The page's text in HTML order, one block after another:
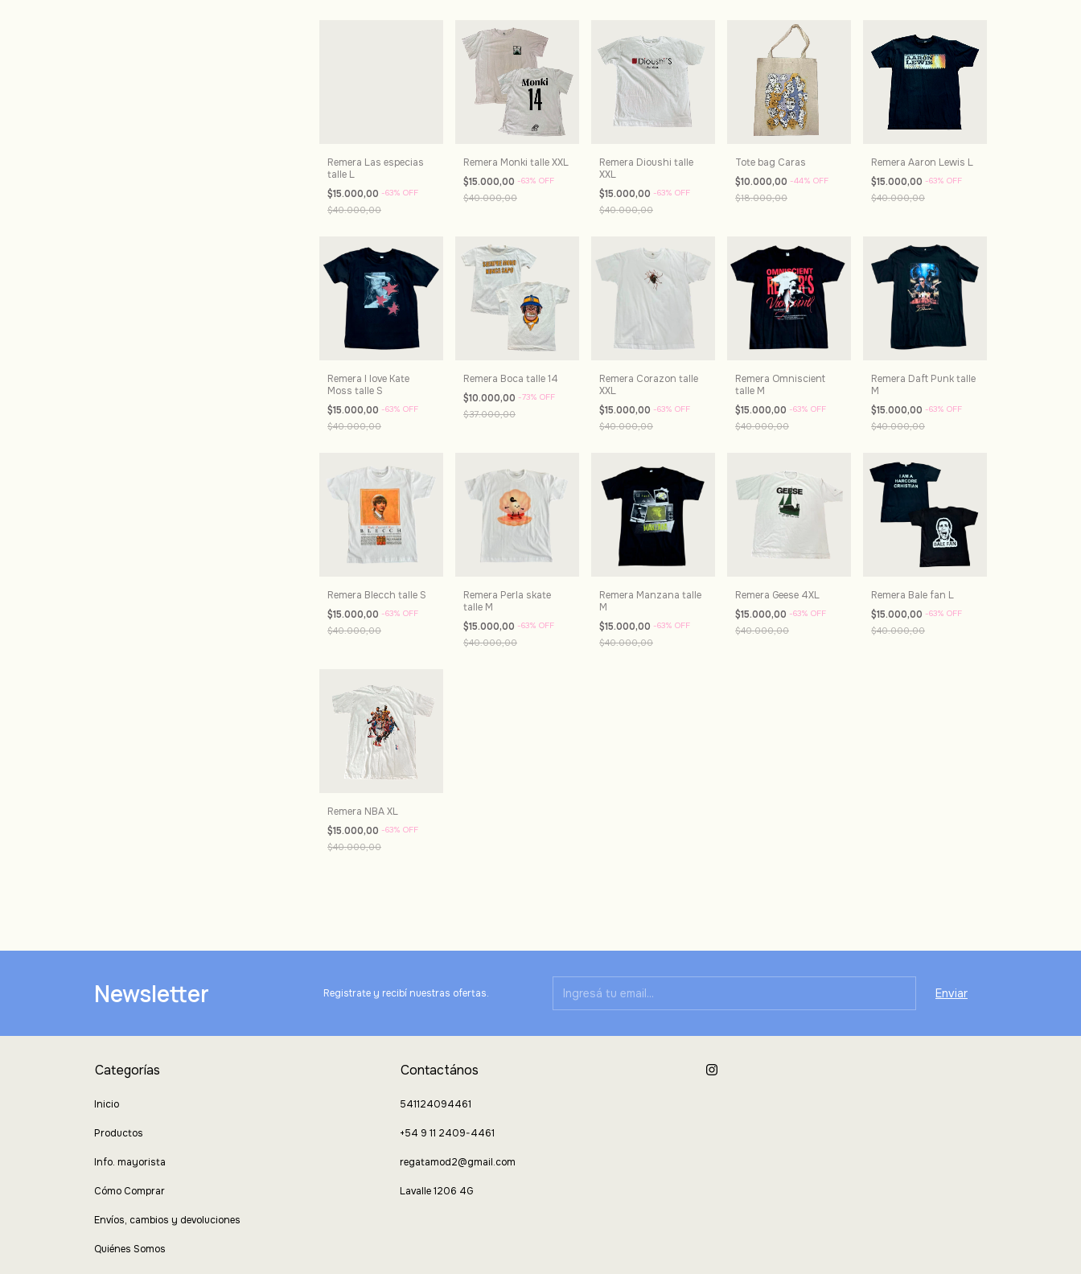
Remera Las especias
talle L
$15.000,00 -63% OFF
$40.000,00
Remera Monki talle XXL
$15.000,00 -63% OFF
$40.000,00
Remera Dioushi talle
XXL
$15.000,00 -63% OFF
$40.000,00
Tote bag Caras
$10.000,00 -44% OFF
$18.000,00
Remera Aaron Lewis L
$15.000,00 -63% OFF
$40.000,00
Remera I love Kate
Moss talle S
$15.000,00 -63% OFF
$40.000,00
Remera Boca talle 14
$10.000,00 -73% OFF
$37.000,00
Remera Corazon talle
XXL
$15.000,00 -63% OFF
$40.000,00
Remera Omniscient
talle M
$15.000,00 -63% OFF
$40.000,00
Remera Daft Punk talle
M
$15.000,00 -63% OFF
$40.000,00
Remera Blecch talle S
$15.000,00 -63% OFF
$40.000,00
Remera Perla skate
talle M
$15.000,00 -63% OFF
$40.000,00
Remera Manzana talle
M
$15.000,00 -63% OFF
$40.000,00
Remera Geese 4XL
$15.000,00 -63% OFF
$40.000,00
Remera Bale fan L
$15.000,00 -63% OFF
$40.000,00
Remera NBA XL
$15.000,00 -63% OFF
$40.000,00
Newsletter Registrate y recibí nuestras ofertas.
Categorías
Inicio
Productos
Info. mayorista
Cómo Comprar
Envíos, cambios y devoluciones
Quiénes Somos
Contactános
541124094461
+54 9 11 2409-4461
regatamod2@gmail.com
Lavalle 1206 4G